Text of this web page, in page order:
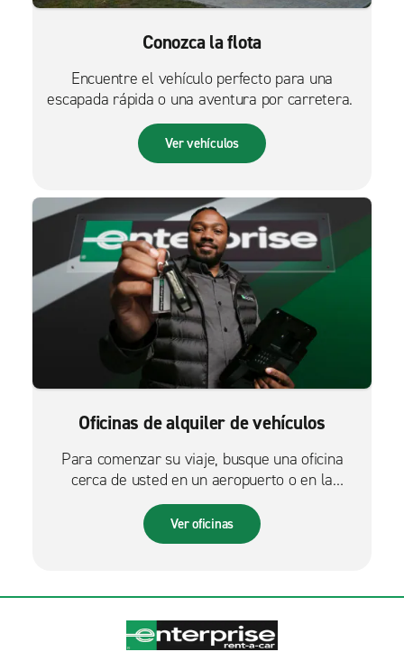
Conozca la flota
Encuentre el vehículo perfecto para una
escapada rápida o una aventura por carretera.
Ver vehículos
Oficinas de alquiler de vehículos
Para comenzar su viaje, busque una oficina
cerca de usted en un aeropuerto o en la
ciudad.
Ver oficinas